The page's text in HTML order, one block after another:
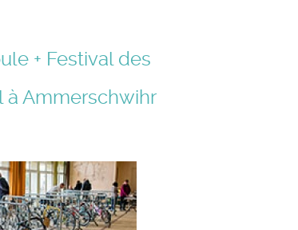
+ Festival des
à Ammerschwihr